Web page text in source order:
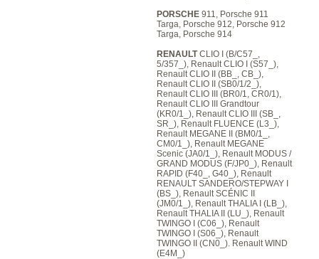
PORSCHE 911, Porsche 911
Targa, Porsche 912, Porsche 912
Targa, Porsche 914
RENAULTCLIO I (B/C57_,
5/357_), Renault CLIO I (S57_),
Renault CLIO II (BB_, CB_),
Renault CLIO II (SB0/1/2_),
Renault CLIO III (BR0/1, CR0/1),
Renault CLIO III Grandtour
(KR0/1_), Renault CLIO III (SB_,
SR_), Renault FLUENCE (L3_),
Renault MEGANE II (BM0/1_,
CM0/1_), Renault MEGANE
Scenic (JA0/1_), Renault MODUS /
GRAND MODUS (F/JP0_), Renault
RAPID (F40_, G40_), Renault
RENAULT SANDERO/STEPWAY I
(BS_), Renault SCÉNIC II
(JM0/1_), Renault THALIA I (LB_),
Renault THALIA II (LU_), Renault
TWINGO I (C06_), Renault
TWINGO I (S06_), Renault
TWINGO II (CN0_). Renault WIND
(E4M_)